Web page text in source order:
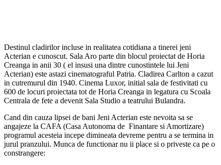
Destinul cladirilor incluse in realitatea cotidiana a tinerei jeni
Acterian e cunoscut. Sala Aro parte din blocul proiectat de Horia
Creanga in anii 30 ( el insusi una dintre cunostintele lui Jeni
Acterian) este astazi cinematograful Patria. Cladirea Carlton a cazut
in cutremurul din 1940. Cinema Luxor, initial sala de festivitati cu
600 de locuri proiectata tot de Horia Creanga in legatura cu Scoala
Centrala de fete a devenit Sala Studio a teatrului Bulandra.
Cand din cauza lipsei de bani Jeni Acterian este nevoita sa se
angajeze la CAFA (Casa Autonoma de Finantare si Amortizare)
programul acesteia incepe dimineata devreme pentru a se termina in
jurul pranzului. Munca de functionar nu ii place si o priveste ca pe o
constrangere: